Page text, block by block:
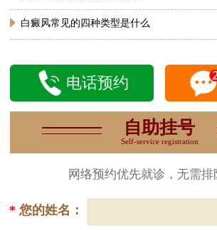
白癜风常见的四种类型是什么
电话预约
自助挂号
Self-service registration
网络预约优先就诊，无需排
*您的姓名：